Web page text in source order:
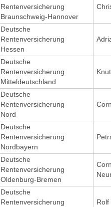
Rentenversicherung
Braunschweig-Hannover
Deutsche
Rentenversicherung
Hessen
Deutsche
Rentenversicherung
Mitteldeutschland
Deutsche
Rentenversicherung
Nord
Deutsche
Rentenversicherung
Nordbayern
Deutsche
Rentenversicherung
Oldenburg-Bremen
Deutsche
Rentenversicherung